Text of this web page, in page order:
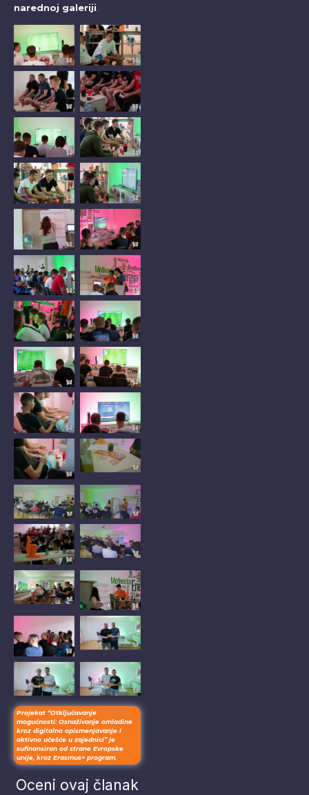
narednoj galeriji
No
Caption
No
Caption
No
Caption
No
Caption
No
Caption
No
Caption
No
Caption
No
Caption
No
Caption
No
Caption
No
Caption
No
Caption
No
Caption
No
Caption
No
Caption
No
Caption
No
Caption
No
Caption
No
Caption
No
Caption
No
Caption
Caption
No
Caption
No
Caption
No
Caption
No
Caption
No
Caption
No
Caption
No
Caption
No
Caption
Projekat “Otključavanje
mogućnosti: Osnaživanje omladine
kroz digitalno opismenjavanje i
aktivno učešće u zajednici” je
sufinansiran od strane Evropske
unije, kroz Erasmus+ program.
Oceni ovaj članak